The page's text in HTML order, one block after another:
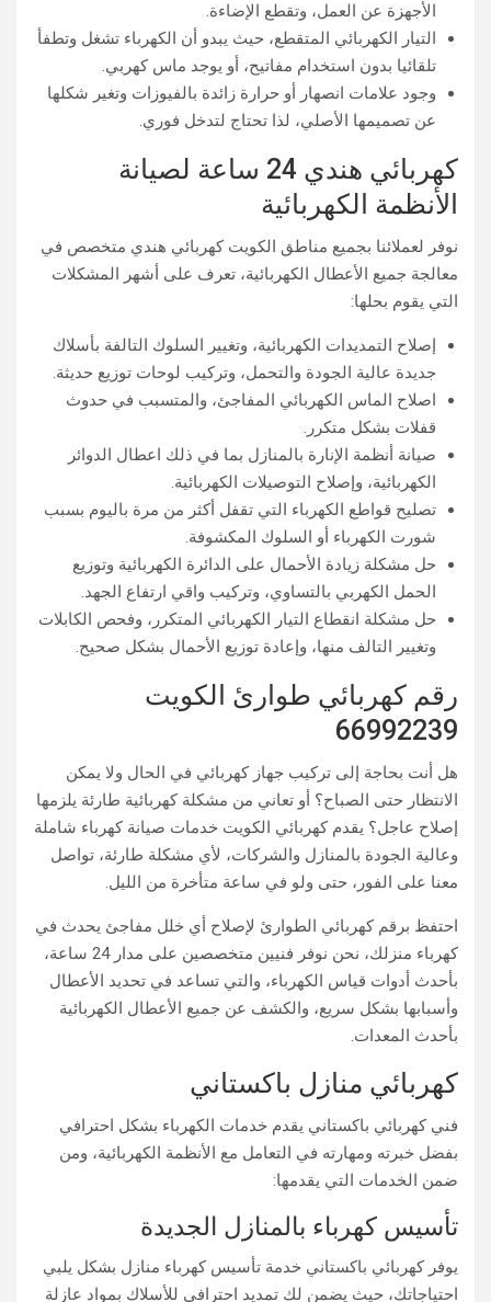
الأجهزة عن العمل، وتقطع الإضاءة.
التيار الكهربائي المتقطع، حيث يبدو أن الكهرباء تشغل وتطفأ
تلقائيا بدون استخدام مفاتيح، أو يوجد ماس كهربي.
وجود علامات انصهار أو حرارة زائدة بالفيوزات وتغير شكلها
عن تصميمها الأصلي، لذا تحتاج لتدخل فوري.
كهربائي هندي 24 ساعة لصيانة
الأنظمة الكهربائية
نوفر لعملائنا بجميع مناطق الكويت كهربائي هندي متخصص في
معالجة جميع الأعطال الكهربائية، تعرف على أشهر المشكلات
التي يقوم بحلها:
إصلاح التمديدات الكهربائية، وتغيير السلوك التالفة بأسلاك
جديدة عالية الجودة والتحمل، وتركيب لوحات توزيع حديثة.
اصلاح الماس الكهربائي المفاجئ، والمتسبب في حدوث
قفلات بشكل متكرر.
صيانة أنظمة الإنارة بالمنازل بما في ذلك اعطال الدوائر
الكهربائية، وإصلاح التوصيلات الكهربائية.
تصليح قواطع الكهرباء التي تقفل أكثر من مرة باليوم بسبب
شورت الكهرباء أو السلوك المكشوفة.
حل مشكلة زيادة الأحمال على الدائرة الكهربائية وتوزيع
الحمل الكهربي بالتساوي، وتركيب واقي ارتفاع الجهد.
حل مشكلة انقطاع التيار الكهربائي المتكرر، وفحص الكابلات
وتغيير التالف منها، وإعادة توزيع الأحمال بشكل صحيح.
رقم كهربائي طوارئ الكويت
66992239
هل أنت بحاجة إلى تركيب جهاز كهربائي في الحال ولا يمكن
الانتظار حتى الصباح؟ أو تعاني من مشكلة كهربائية طارئة يلزمها
إصلاح عاجل؟ يقدم كهربائي الكويت خدمات صيانة كهرباء شاملة
وعالية الجودة بالمنازل والشركات، لأي مشكلة طارئة، تواصل
معنا على الفور، حتى ولو في ساعة متأخرة من الليل.
احتفظ برقم كهربائي الطوارئ لإصلاح أي خلل مفاجئ يحدث في
كهرباء منزلك، نحن نوفر فنيين متخصصين على مدار 24 ساعة،
بأحدث أدوات قياس الكهرباء، والتي تساعد في تحديد الأعطال
وأسبابها بشكل سريع، والكشف عن جميع الأعطال الكهربائية
بأحدث المعدات.
كهربائي منازل باكستاني
فني كهربائي باكستاني يقدم خدمات الكهرباء بشكل احترافي
بفضل خبرته ومهارته في التعامل مع الأنظمة الكهربائية، ومن
ضمن الخدمات التي يقدمها:
تأسيس كهرباء بالمنازل الجديدة
يوفر كهربائي باكستاني خدمة تأسيس كهرباء منازل بشكل يلبي
احتياجاتك، حيث يضمن لك تمديد احترافي للأسلاك بمواد عازلة